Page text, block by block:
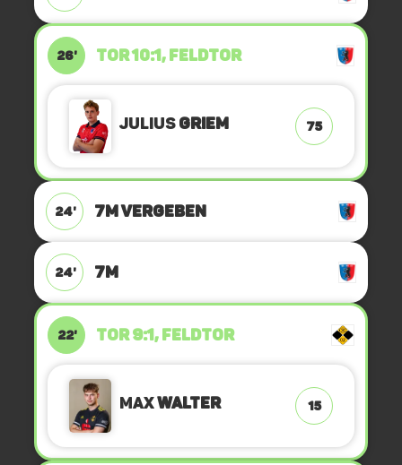
26' TOR 10:1, FELDTOR
JuliusGriem 75
24' 7M VERGEBEN
24' 7M
22' TOR 9:1, FELDTOR
MaxWalter 15